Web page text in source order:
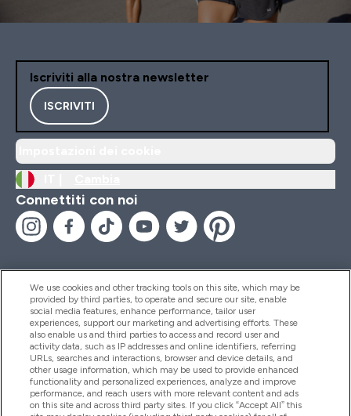
Iscriviti alla nostra newsletter
ISCRIVITI
Connettiti con noi
Aiuto & Informazioni
Prodotti
Chi Siamo
We use cookies and other tracking tools on this site, which may be
provided by third parties, to operate and secure our site, enable
social media features, enhance performance, tailor user
experiences, support our marketing and advertising efforts. These
also enable us and third parties to access and record user and
activity data, such as IP addresses and online identifiers, referring
URLs, searches and interactions, browser and device details, and
other usage information, which may be used to provide enhanced
functionality and personalized experiences, analyze and improve
performance, and reach users with more relevant content and ads
on this site and across third party sites. If you click “Accept All” this